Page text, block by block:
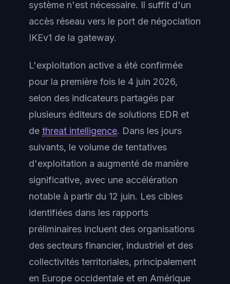
système n'est nécessaire. Il suffit d'un
accès réseau vers le port de négociation
IKEv1 de la gateway.
L'exploitation active a été confirmée
pour la première fois le 4 juin 2026,
selon des indicateurs partagés par
plusieurs éditeurs de solutions EDR et
de threat intelligence. Dans les jours
suivants, le volume de tentatives
d'exploitation a augmenté de manière
significative, avec une accélération
notable à partir du 12 juin. Les cibles
identifiées dans les rapports
préliminaires incluent des organisations
des secteurs financier, industriel et des
collectivités territoriales, principalement
en Europe occidentale et en Amérique